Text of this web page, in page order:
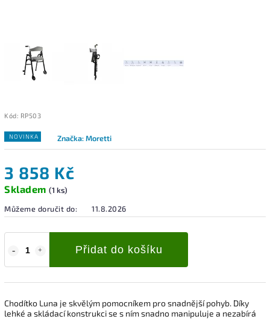
Kód: RP503
NOVINKA Značka:Moretti
3 858 Kč
Skladem (1 ks)
Můžeme doručit do:
11.8.2026
Přidat do košíku
Chodítko Luna je skvělým pomocníkem pro snadnější pohyb. Díky
lehké a skládací konstrukci se s ním snadno manipuluje a nezabírá